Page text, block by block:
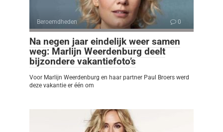
Beroemdheden 0
Na negen jaar eindelijk weer samen
weg: Marlijn Weerdenburg deelt
bijzondere vakantiefoto’s
Voor Marlijn Weerdenburg en haar partner Paul Broers werd
deze vakantie er één om